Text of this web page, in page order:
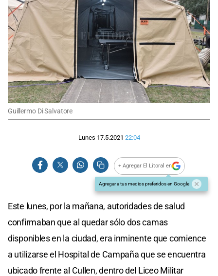
Guillermo Di Salvatore
Lunes 17.5.2021 22:04
+ Agregar El Litoral en
Agregar a tus medios preferidos en Google
Este lunes, por la mañana, autoridades de salud
confirmaban que al quedar sólo dos camas
disponibles en la ciudad, era inminente que comience
a utilizarse el Hospital de Campaña que se encuentra
ubicado frente al Cullen, dentro del Liceo Militar